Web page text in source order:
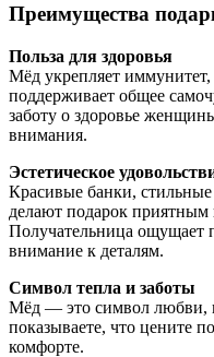
Преимущества
Польза для здоровья
Мёд укрепляет
поддерживает общее
заботу о здоровье
внимания.
Эстетическое
Красивые банки, стильные
делают подарок приятным
Получательница ощущает
внимание к деталям.
Символ тепла и заботы
Мёд — это символ любви,
показываете, что цените
комфорте.